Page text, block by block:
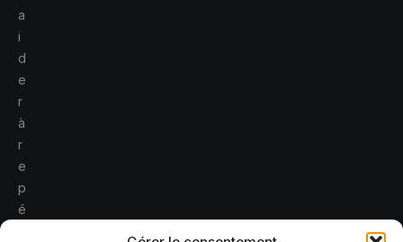
a
i
d
e
r
à
r
e
p
é